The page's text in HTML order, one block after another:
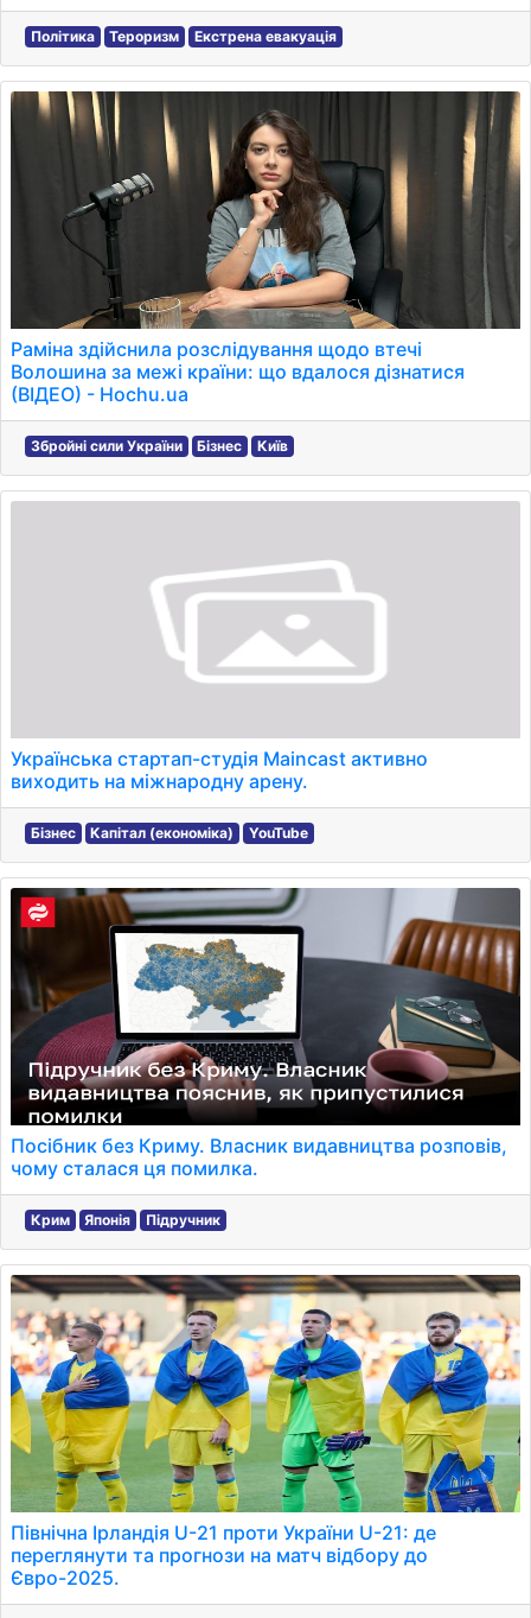
Політика Тероризм Екстрена евакуація
Раміна здійснила розслідування щодо втечі
Волошина за межі країни: що вдалося дізнатися
(ВІДЕО) - Hochu.ua
Збройні сили України Бізнес Київ
Українська стартап-студія Maincast активно
виходить на міжнародну арену.
Бізнес Капітал (економіка) YouTube
Посібник без Криму. Власник видавництва розповів,
чому сталася ця помилка.
Крим Японія Підручник
Північна Ірландія U-21 проти України U-21: де
переглянути та прогнози на матч відбору до
Євро-2025.